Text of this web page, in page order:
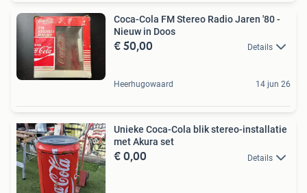
Coca-Cola FM Stereo Radio Jaren '80 -
Nieuw in Doos
€ 50,00 Details
Heerhugowaard 14 jun 26
Unieke Coca-Cola blik stereo-installatie
met Akura set
€ 0,00 Details